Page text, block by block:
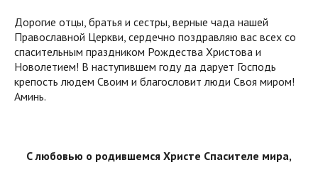
Дорогие отцы, братья и сестры, верные чада нашей
Православной Церкви, сердечно поздравляю вас всех со
спасительным праздником Рождества Христова и
Новолетием! В наступившем году да дарует Господь
крепость людем Своим и благословит люди Своя миром!
Аминь.
С любовью о родившемся Христе Спасителе мира,